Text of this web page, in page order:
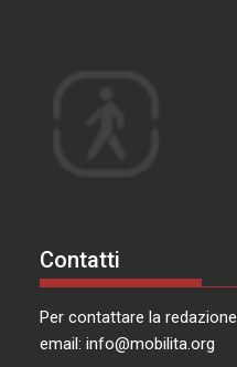
Contatti
Per contattare la redazione
email:info@mobilita.org